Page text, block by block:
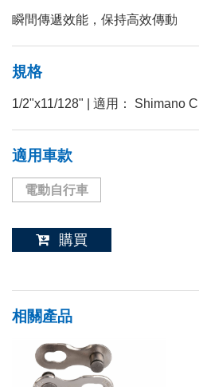
瞬間傳遞效能，保持高效傳動
規格
1/2"x11/128" | 適用： Shimano
適用車款
電動自行車
購買
相關產品